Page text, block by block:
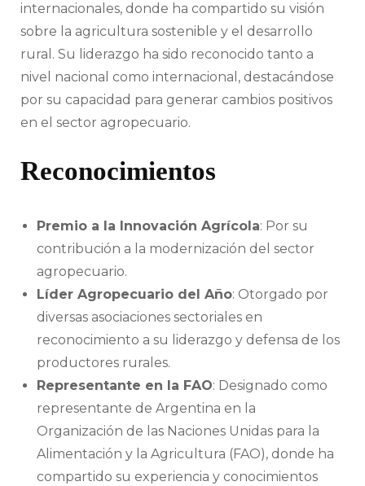
internacionales, donde ha compartido su visión
sobre la agricultura sostenible y el desarrollo
rural. Su liderazgo ha sido reconocido tanto a
nivel nacional como internacional, destacándose
por su capacidad para generar cambios positivos
en el sector agropecuario.
Reconocimientos
Premio a la Innovación Agrícola: Por su
contribución a la modernización del sector
agropecuario.
Líder Agropecuario del Año: Otorgado por
diversas asociaciones sectoriales en
reconocimiento a su liderazgo y defensa de los
productores rurales.
Representante en la FAO: Designado como
representante de Argentina en la
Organización de las Naciones Unidas para la
Alimentación y la Agricultura (FAO), donde ha
compartido su experiencia y conocimientos